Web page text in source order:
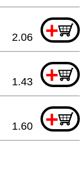
+
2.06
+
1.43
+
1.60